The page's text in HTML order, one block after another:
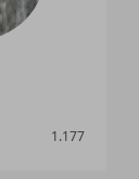
1.177